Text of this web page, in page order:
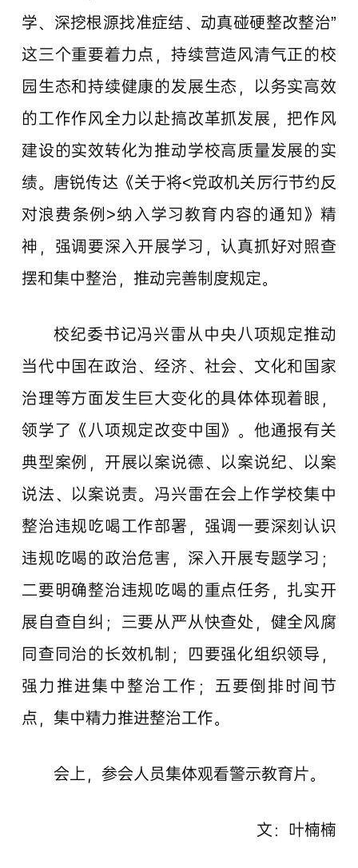
学、深挖根源找准症结、动真碰硬整改整治”
这三个重要着力点，持续营造风清气正的校
园生态和持续健康的发展生态，以务实高效
的工作作风全力以赴搞改革抓发展，把作风
建设的实效转化为推动学校高质量发展的实
绩。唐锐传达《关于将<党政机关厉行节约反
对浪费条例>纳入学习教育内容的通知》精
神，强调要深入开展学习，认真抓好对照查
摆和集中整治，推动完善制度规定。
校纪委书记冯兴雷从中央八项规定推动
当代中国在政治、经济、社会、文化和国家
治理等方面发生巨大变化的具体体现着眼，
领学了《八项规定改变中国》。他通报有关
典型案例，开展以案说德、以案说纪、以案
说法、以案说责。冯兴雷在会上作学校集中
整治违规吃喝工作部署，强调一要深刻认识
违规吃喝的政治危害，深入开展专题学习；
二要明确整治违规吃喝的重点任务，扎实开
展自查自纠；三要从严从快查处，健全风腐
同查同治的长效机制；四要强化组织领导，
强力推进集中整治工作；五要倒排时间节
点，集中精力推进整治工作。
会上，参会人员集体观看警示教育片。
文：叶楠楠